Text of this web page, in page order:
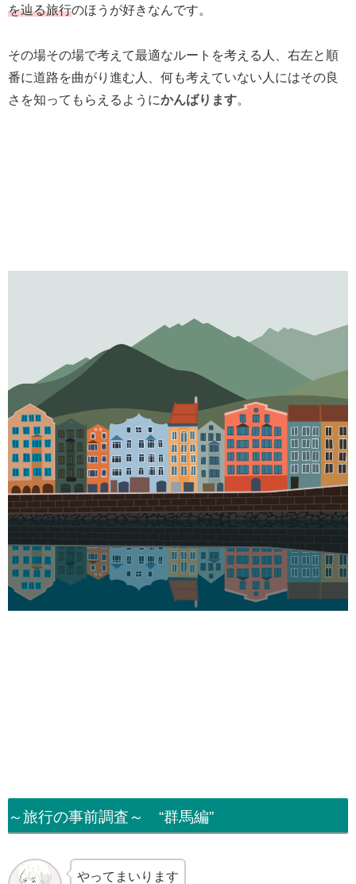
を辿る旅行のほうが好きなんです。
その場その場で考えて最適なルートを考える人、右左と順
番に道路を曲がり進む人、何も考えていない人にはその良
さを知ってもらえるようにかんばります。
～旅行の事前調査～ “群馬編”
やってまいります